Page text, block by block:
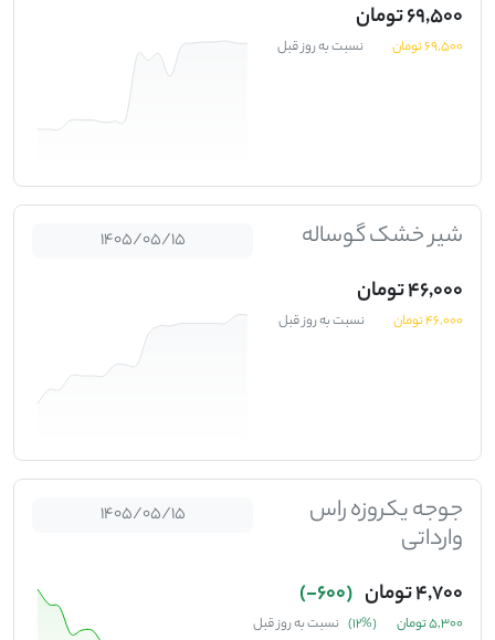
69,500 تومان
69,500 تومان نسبت به روز قبل
شیر خشک گوساله
46,000 تومان
46,000 تومان نسبت به روز قبل
1405/05/15
جوجه یکروزه راس
وارداتی
4,700 تومان (600-)
5,300 تومان (%12) نسبت به روز قبل
1405/05/15